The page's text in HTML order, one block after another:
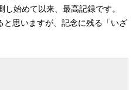
始めて以来、最高記録です。
と思いますが、記念に残る「いざ